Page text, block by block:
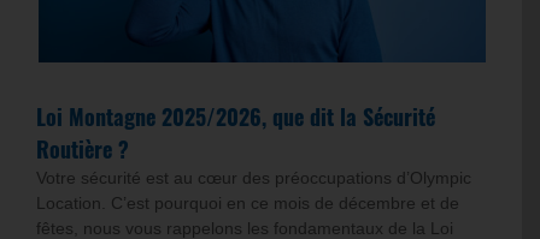
Loi Montagne 2025/2026, que dit la Sécurité
Routière ?
Votre sécurité est au cœur des préoccupations d’Olympic
Location. C’est pourquoi en ce mois de décembre et de
fêtes, nous vous rappelons les fondamentaux de la Loi